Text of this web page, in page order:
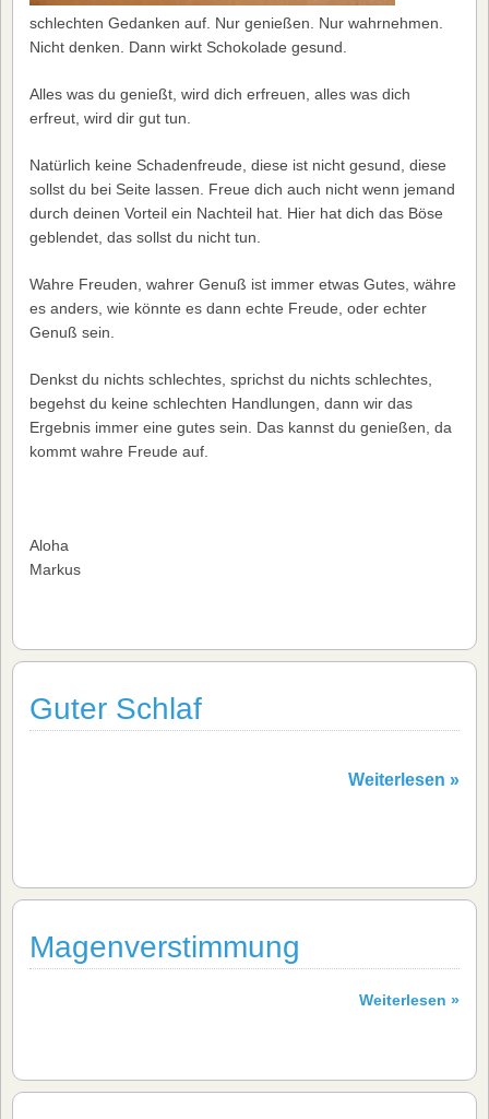
schlechten Gedanken auf. Nur genießen. Nur wahrnehmen.
Nicht denken. Dann wirkt Schokolade gesund.
Alles was du genießt, wird dich erfreuen, alles was dich
erfreut, wird dir gut tun.
Natürlich keine Schadenfreude, diese ist nicht gesund, diese
sollst du bei Seite lassen. Freue dich auch nicht wenn jemand
durch deinen Vorteil ein Nachteil hat. Hier hat dich das Böse
geblendet, das sollst du nicht tun.
Wahre Freuden, wahrer Genuß ist immer etwas Gutes, währe
es anders, wie könnte es dann echte Freude, oder echter
Genuß sein.
Denkst du nichts schlechtes, sprichst du nichts schlechtes,
begehst du keine schlechten Handlungen, dann wir das
Ergebnis immer eine gutes sein. Das kannst du genießen, da
kommt wahre Freude auf.
Aloha
Markus
Guter Schlaf
Weiterlesen »
Magenverstimmung
Weiterlesen »